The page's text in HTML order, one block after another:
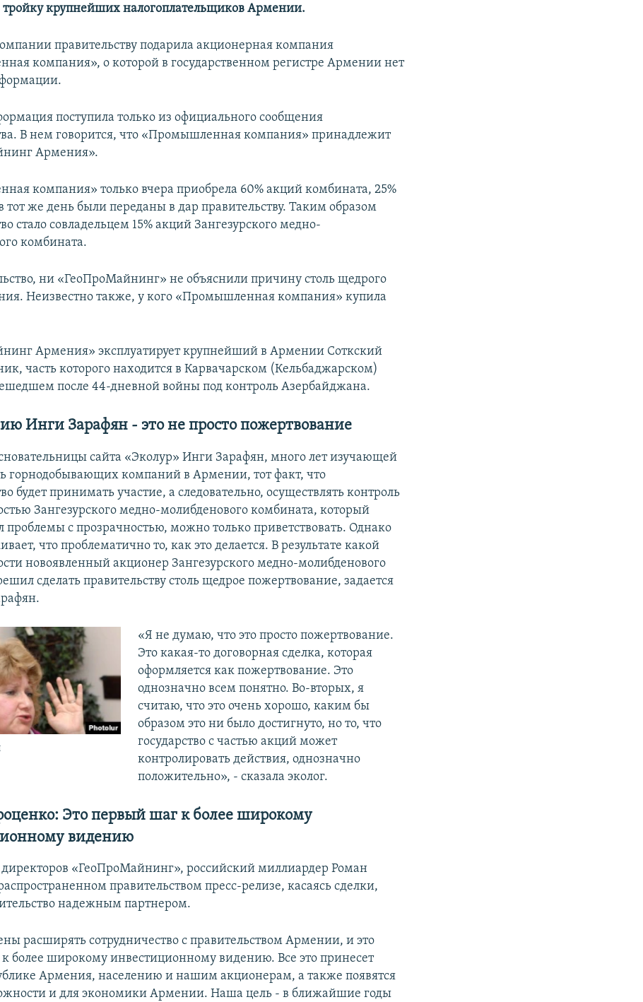
тройку крупнейших налогоплательщиков Армении.
правительству подарила акционерная компания
компания», о которой в государственном регистре Армении нет
поступила только из официального сообщения
В нем говорится, что «Промышленная компания» принадлежит
Армения».
компания» только вчера приобрела 60% акций комбината, 25%
тот же день были переданы в дар правительству. Таким образом
стало совладельцем 15% акций Зангезурского медно-
комбината.
ни «ГеоПроМайнинг» не объяснили причину столь щедрого
Неизвестно также, у кого «Промышленная компания» купила
Армения» эксплуатирует крупнейший в Армении Соткский
часть которого находится в Карвачарском (Кельбаджарском)
после 44-дневной войны под контроль Азербайджана.
Инги Зарафян -это непростопожертвование
сайта «Эколур» Инги Зарафян, много лет изучающей
горнодобывающих компаний в Армении, тот факт, что
будет принимать участие, а следовательно, осуществлять контроль
Зангезурского медно-молибденового комбината, который
проблемы с прозрачностью, можно только приветствовать. Однако
что проблематично то, как это делается. В результате какой
новоявленный акционер Зангезурского медно-молибденового
сделать правительству столь щедрое пожертвование, задается
«Я не думаю, что это просто пожертвование.
Это какая-то договорная сделка, которая
оформляется как пожертвование. Это
однозначно всем понятно. Во-вторых, я
считаю, что это очень хорошо, каким бы
образом это ни было достигнуто, но то, что
государство с частью акций может
контролировать действия, однозначно
положительно», - сказала эколог.
: Это первый шаг к более широкому
видению
директоров «ГеоПроМайнинг», российский миллиардер Роман
правительством пресс-релизе, касаясь сделки,
надежным партнером.
расширять сотрудничество с правительством Армении, и это
более широкому инвестиционному видению. Все это принесет
Армения, населению и нашим акционерам, а также появятся
и для экономики Армении. Наша цель - в ближайшие годы